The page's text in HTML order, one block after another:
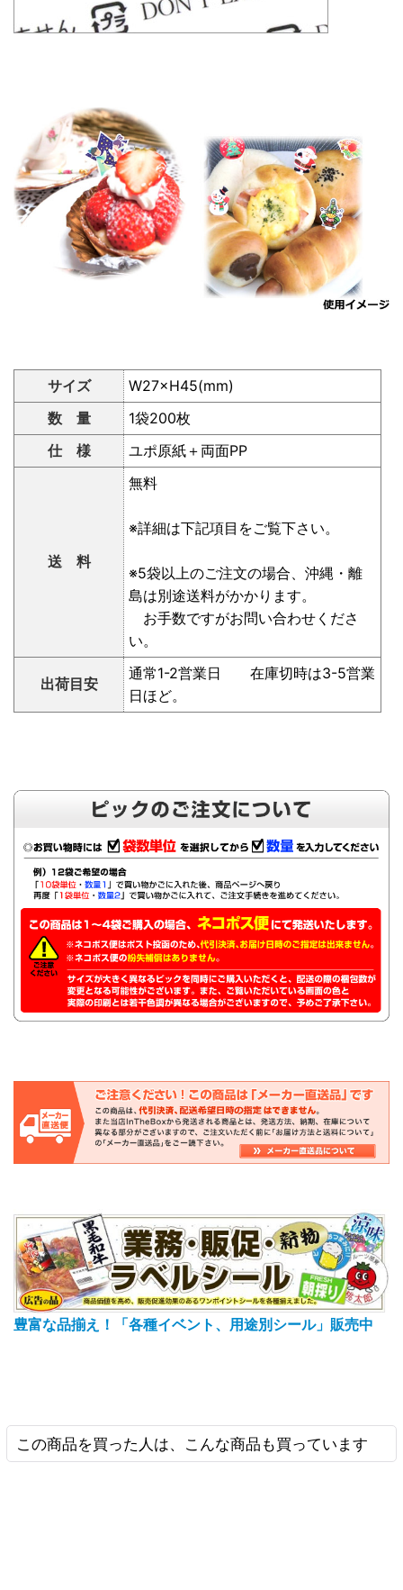
サイズ
W27×H45(mm)
数 量
1袋200枚
仕 様
ユポ原紙＋両面PP
送 料
無料
※詳細は下記項目をご覧下さい。
※5袋以上のご注文の場合、沖縄・離
島は別途送料がかかります。
お手数ですがお問い合わせくださ
い。
出荷目安
通常1-2営業日 在庫切時は3-5営業
日ほど。
豊富な品揃え！「各種イベント、用途別シール」販売中
この商品を買った人は、こんな商品も買っています